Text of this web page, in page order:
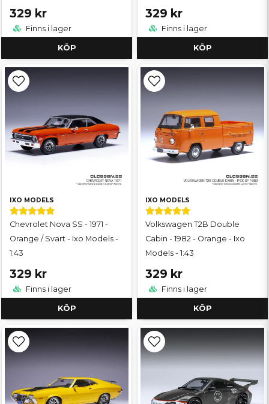
329 kr
Finns i lager
KÖP
329 kr
Finns i lager
KÖP
IXO MODELS
Chevrolet Nova SS - 1971 -
Orange / Svart - Ixo Models -
1:43
329 kr
Finns i lager
KÖP
IXO MODELS
Volkswagen T2B Double
Cabin - 1982 - Orange - Ixo
Models - 1:43
329 kr
Finns i lager
KÖP